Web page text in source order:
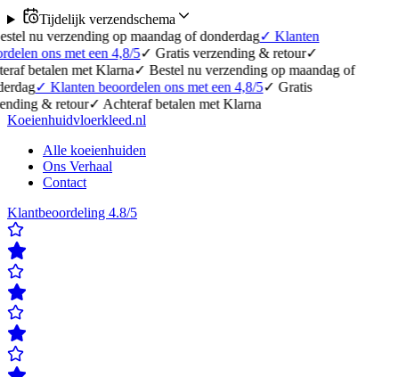
Tijdelijk verzendschema
verzending op maandag of donderdag✓Klanten
met een 4,8/5✓Gratis verzending & retour✓
met Klarna✓Bestel nu verzending op maandag of
Klanten beoordelen ons met een 4,8/5✓Gratis
retour✓Achteraf betalen met Klarna
Koeienhuidvloerkleed.nl
Alle koeienhuiden
Ons Verhaal
Contact
Klantbeoordeling 4.8/5